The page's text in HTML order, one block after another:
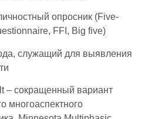
опросник (Five-
FFI, Big five)
служащий для выявления
– сокращенный вариант
многоаспектного